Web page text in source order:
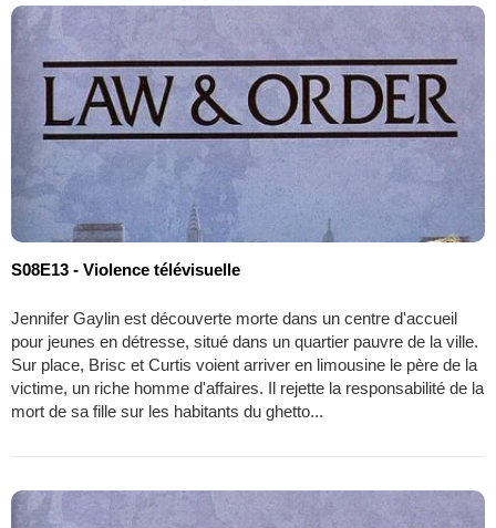
S08E13 - Violence télévisuelle
Jennifer Gaylin est découverte morte dans un centre d'accueil
pour jeunes en détresse, situé dans un quartier pauvre de la ville.
Sur place, Brisc et Curtis voient arriver en limousine le père de la
victime, un riche homme d'affaires. Il rejette la responsabilité de la
mort de sa fille sur les habitants du ghetto...